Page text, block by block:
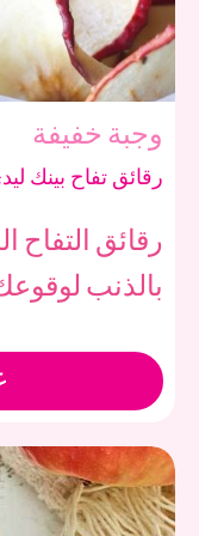
وجبة خفيفة
رقائق تفاح بينك
رقائق التفاح
بالذنب